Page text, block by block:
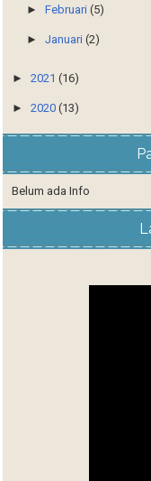
►Februari(5)
►Januari(2)
►2021(16)
►2020(13)
Belum ada Info